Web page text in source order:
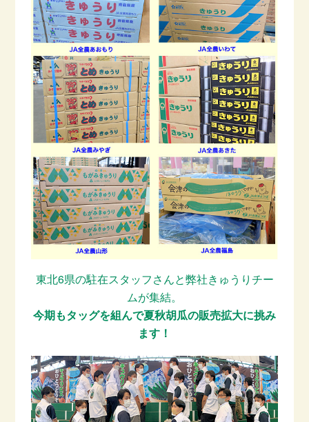
東北6県の駐在スタッフさんと弊社きゅうりチー
ムが集結。
今期もタッグを組んで夏秋胡瓜の販売拡大に挑み
ます！